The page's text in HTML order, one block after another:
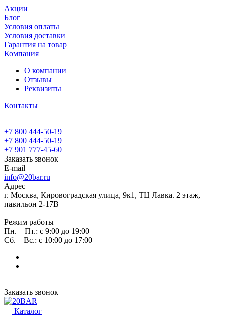
Акции
Блог
Условия оплаты
Условия доставки
Гарантия на товар
Компания
О компании
Отзывы
Реквизиты
Контакты
+7 800 444-50-19
+7 800 444-50-19
+7 901 777-45-60
Заказать звонок
E-mail
info@20bar.ru
Адрес
г. Москва, Кировоградская улица, 9к1, ТЦ Лавка. 2 этаж,
павильон 2-17В
Режим работы
Пн. – Пт.: с 9:00 до 19:00
Сб. – Вс.: с 10:00 до 17:00
Заказать звонок
Каталог